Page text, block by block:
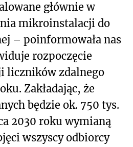
głównie w
mikroinstalacji do
– poinformowała nas
rozpoczęcie
liczników zdalnego
Zakładając, że
będzie ok. 750 tys.
2030 roku wymianą
wszyscy odbiorcy